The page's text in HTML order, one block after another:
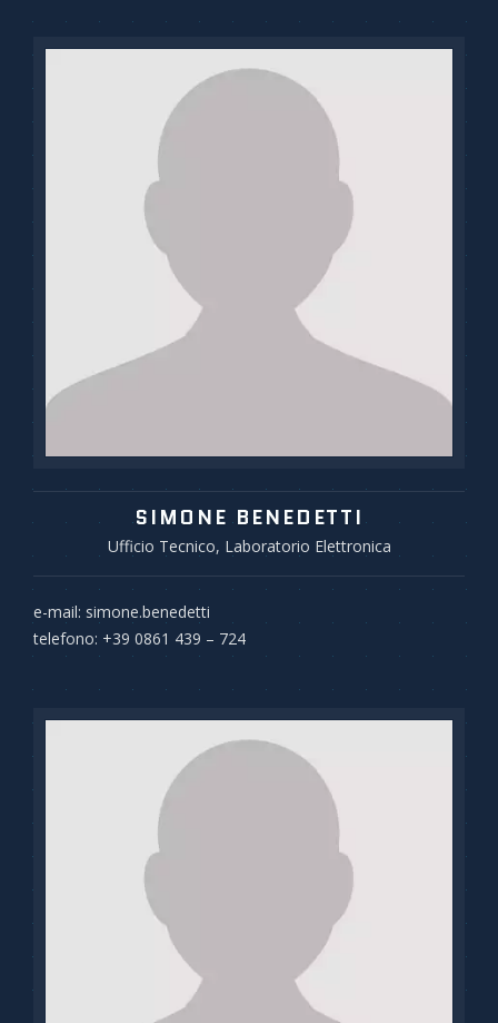
SIMONE BENEDETTI
Ufficio Tecnico, Laboratorio Elettronica
e-mail: simone.benedetti
telefono: +39 0861 439 – 724